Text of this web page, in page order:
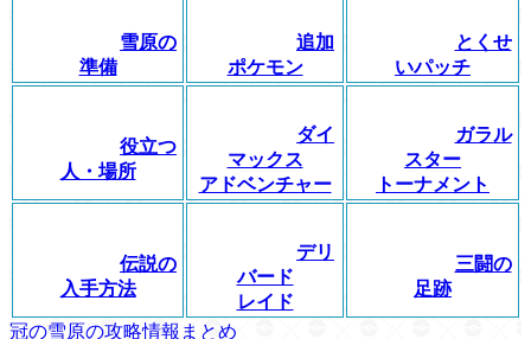
雪原の
準備
追加
ポケモン
とくせ
いパッチ
役立つ
人・場所
ダイ
マックス
アドベンチャー
ガラル
スター
トーナメント
伝説の
入手方法
デリ
バード
レイド
三闘の
足跡
冠の雪原の攻略情報まとめ